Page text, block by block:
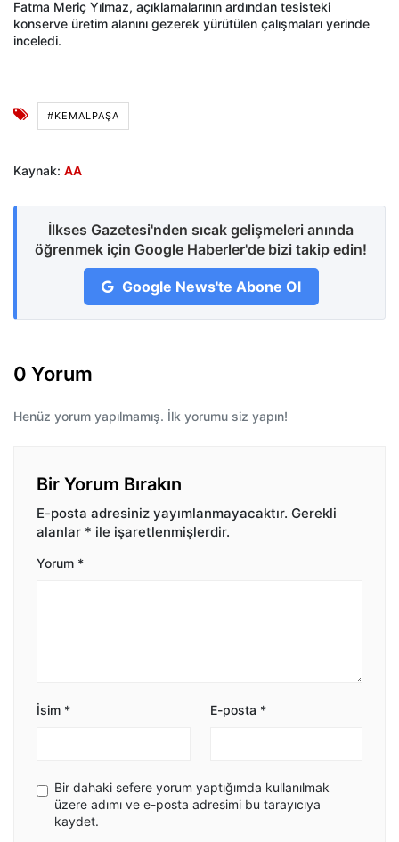
Fatma Meriç Yılmaz, açıklamalarının ardından tesisteki
konserve üretim alanını gezerek yürütülen çalışmaları yerinde
inceledi.
#KEMALPAŞA
Kaynak: AA
İlkses Gazetesi'nden sıcak gelişmeleri anında
öğrenmek için Google Haberler'de bizi takip edin!
Google News'te Abone Ol
0 Yorum
Henüz yorum yapılmamış. İlk yorumu siz yapın!
Bir Yorum Bırakın
E-posta adresiniz yayımlanmayacaktır. Gerekli
alanlar * ile işaretlenmişlerdir.
Yorum *
İsim * E-posta *
Bir dahaki sefere yorum yaptığımda kullanılmak
üzere adımı ve e-posta adresimi bu tarayıcıya
kaydet.